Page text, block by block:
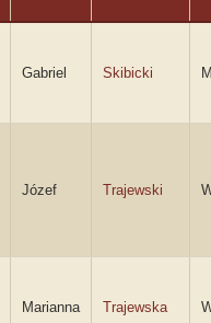
Gabriel Skibicki
Józef Trajewski
Marianna Trajewska